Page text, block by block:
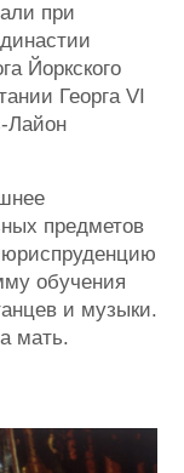
при
Йоркского
Георга VI
Лайон
предметов
обучения
и музыки.
мать.